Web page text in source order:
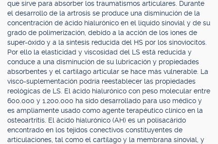
que sirve para absorber los traumatismos articulares. Durante
el desarrollo de la artrosis se produce una disminución de la
concentración de ácido hialurónico en el líquido sinovial y de su
grado de polimerización, debido a la acción de los iones de
super-óxido y a la síntesis reducida del HS por los sinoviocitos.
Por ello la elasticidad y viscosidad del LS está reducida y
conduce a una disminución de su lubricación y propiedades
absorbentes y el cartílago articular se hace más vulnerable. La
visco-suplementación podría reestablecer las propiedades
reológicas de LS. El ácido hialurónico con peso molecular entre
600.000 y 1.200.000 ha sido desarrollado para uso médico y
es ampliamente usado como agente terapéutico clínico en la
osteoartritis. El ácido hialurónico (AH) es un polisacárido
encontrado en los tejidos conectivos constituyentes de
articulaciones, tal como el cartílago y la membrana sinovial, y